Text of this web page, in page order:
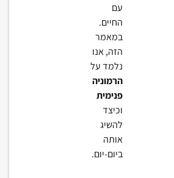
עם
החיים.
במאמר
הזה, אנו
נלמד על
הרמוניה
פנימית
וכיצד
להשיג
אותה
ביום-יום.